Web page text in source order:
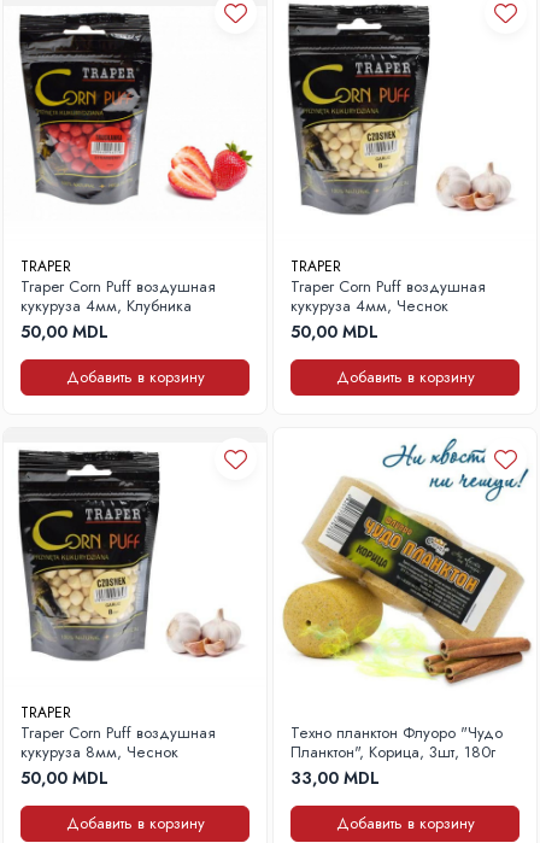
Рыбалка на Толстолоба
Аксессуары
Монтажи
TRAPER
Traper Corn Puff воздушная
кукуруза 4мм, Клубника
50,00 MDL
Добавить в корзину
TRAPER
Traper Corn Puff воздушная
кукуруза 4мм, Чеснок
50,00 MDL
Добавить в корзину
TRAPER
Traper Corn Puff воздушная
кукуруза 8мм, Чеснок
50,00 MDL
Добавить в корзину
Техно планктон Флуоро "Чудо
Планктон", Корица, 3шт, 180г
33,00 MDL
Добавить в корзину